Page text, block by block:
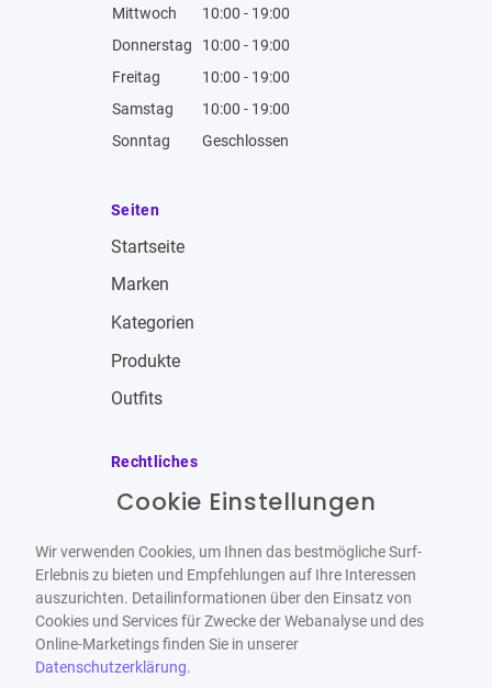
Mittwoch
10:00 - 19:00
Donnerstag
10:00 - 19:00
Freitag
10:00 - 19:00
Samstag
10:00 - 19:00
Sonntag
Geschlossen
Seiten
Startseite
Marken
Kategorien
Produkte
Outfits
Rechtliches
Impressum
Datenschutzbestimmungen
Widerrufsbelehrung
Cookie Einstellungen
Wir verwenden Cookies, um Ihnen das bestmögliche Surf-
Erlebnis zu bieten und Empfehlungen auf Ihre Interessen
auszurichten. Detailinformationen über den Einsatz von
Cookies und Services für Zwecke der Webanalyse und des
Online-Marketings finden Sie in unserer
Datenschutzerklärung.